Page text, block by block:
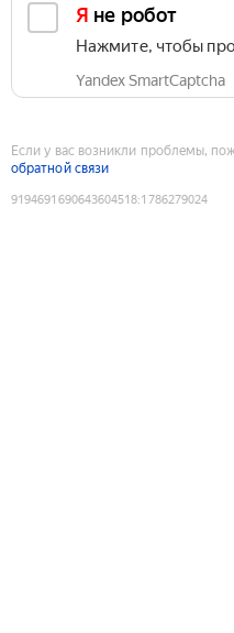
Я не робот
Нажмите, чтобы
Yandex SmartCaptcha
Если у вас возникли проблемы,
обратной связи
9194691690643604518:1786279024